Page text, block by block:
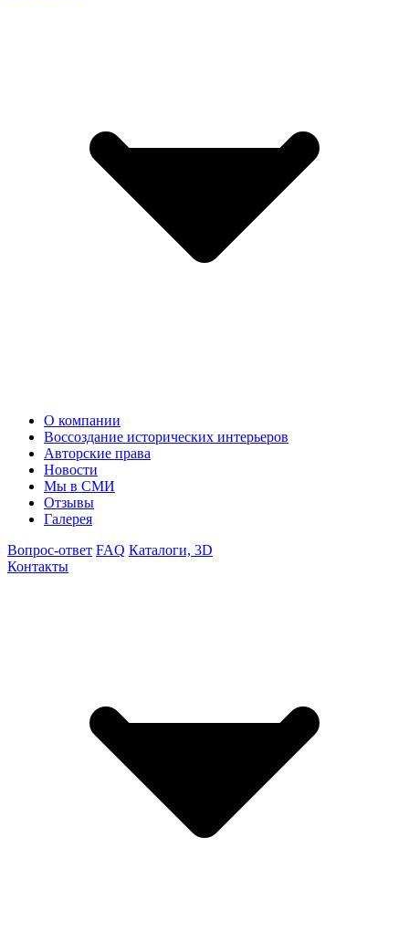
О компании
Воссоздание исторических интерьеров
Авторские права
Новости
Мы в СМИ
Отзывы
Галерея
Вопрос-ответ FAQ Каталоги, 3D
Контакты